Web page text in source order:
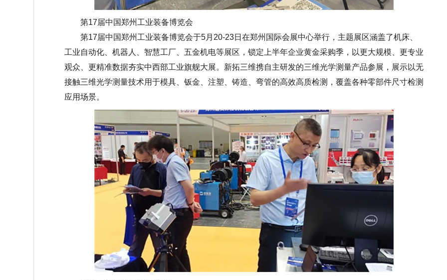
第17届中国郑州工业装备博览会
第17届中国郑州工业装备博览会于5月20-23日在郑州国际会展中心举行，主题展区涵盖了机床、
工业自动化、机器人、智慧工厂、五金机电等展区，锁定上半年企业黄金采购季，以更大规模、更专业
观众、更精准数据夯实中西部工业旗舰大展。新拓三维携自主研发的三维光学测量产品参展，展示以无
接触三维光学测量技术用于模具、钣金、注塑、铸造、弯管的高效高质检测，覆盖各种零部件尺寸检测
应用场景。